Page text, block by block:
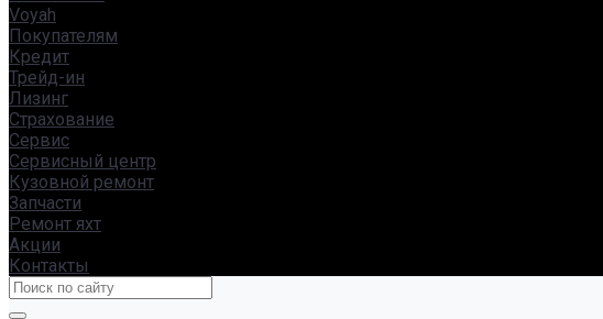
Voyah
Покупателям
Кредит
Трейд-ин
Лизинг
Страхование
Сервис
Сервисный центр
Кузовной ремонт
Запчасти
Ремонт яхт
Акции
Контакты